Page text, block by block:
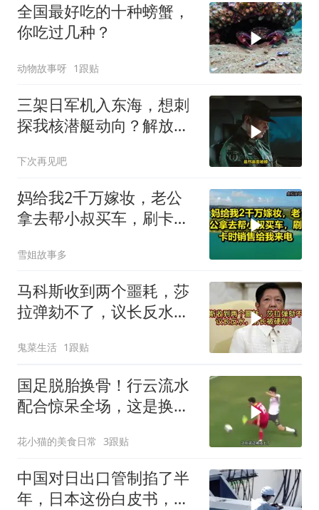
全国最好吃的十种螃蟹，
你吃过几种？
动物故事呀 1跟贴
三架日军机入东海，想刺
探我核潜艇动向？解放军
下次再见吧
妈给我2千万嫁妆，老公
拿去帮小叔买车，刷卡时
雪姐故事多
马科斯收到两个噩耗，莎
拉弹劾不了，议长反水，
鬼菜生活 1跟贴
国足脱胎换骨！行云流水
配合惊呆全场，这是换队
花小猫的美食日常 3跟贴
中国对日出口管制掐了半
年，日本这份白皮书，等